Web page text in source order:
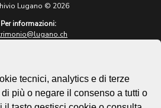
Lugano © 2026
Per informazioni:
lugano.ch
Cookie policy
tecnici, analytics e di terze
più o negare il consenso a tutti o